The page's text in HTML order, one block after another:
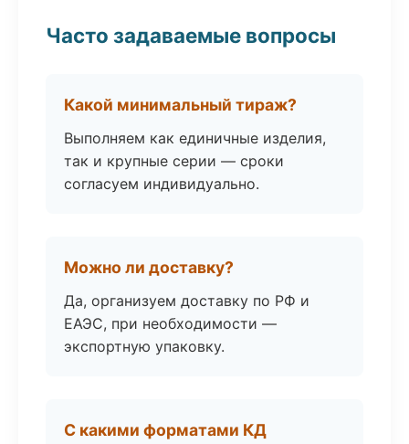
Часто задаваемые вопросы
Какой минимальный тираж?
Выполняем как единичные изделия,
так и крупные серии — сроки
согласуем индивидуально.
Можно ли доставку?
Да, организуем доставку по РФ и
ЕАЭС, при необходимости —
экспортную упаковку.
С какими форматами КД